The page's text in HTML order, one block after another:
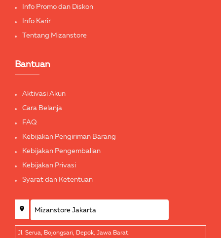
Info Promo dan Diskon
Info Karir
Tentang Mizanstore
Bantuan
Aktivasi Akun
Cara Belanja
FAQ
Kebijakan Pengiriman Barang
Kebijakan Pengembalian
Kebijakan Privasi
Syarat dan Ketentuan
Jl. Serua, Bojongsari, Depok, Jawa Barat.